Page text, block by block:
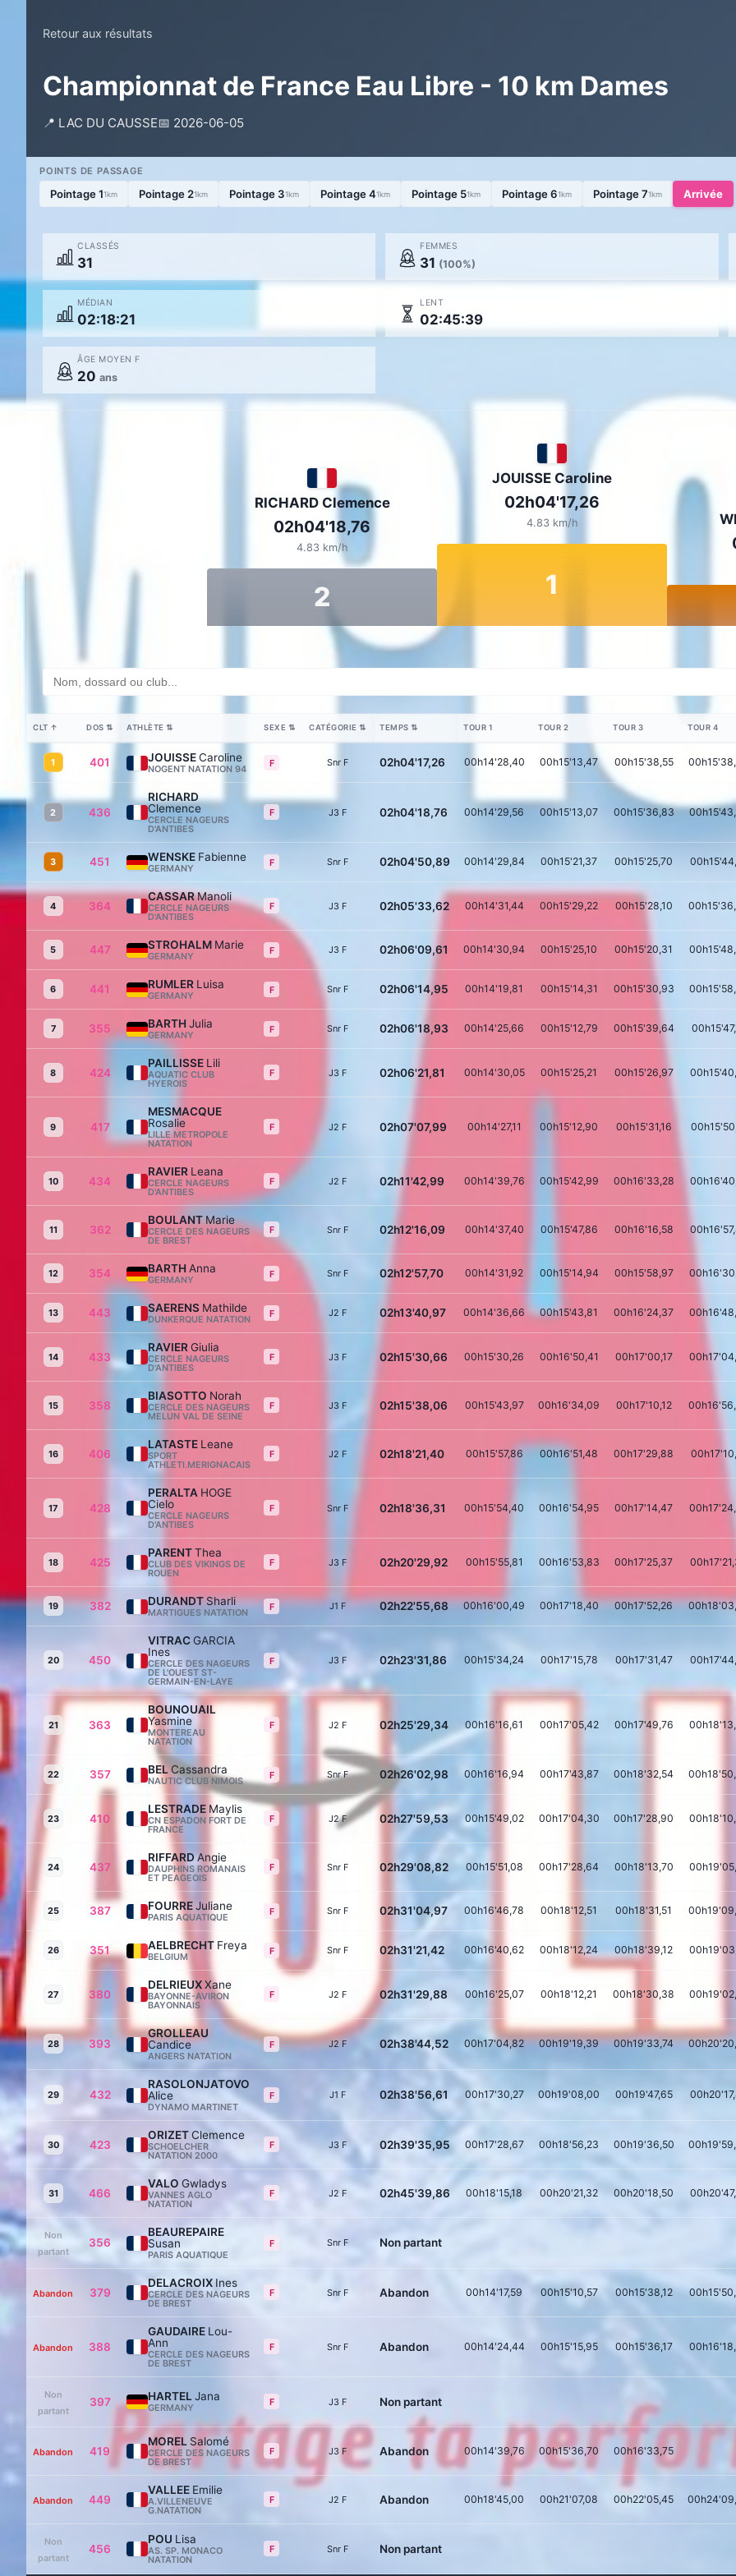
Retour aux résultats
Championnat de France Eau Libre - 10 km Dames
📍 LAC DU CAUSSE📅 2026-06-05
POINTS DE PASSAGE
Pointage 11km Pointage 21km Pointage 31km Pointage 41km Pointage 51km Pointage 61km Pointage 71km Arrivée
CLASSÉS
31
FEMMES
31 (100%)
MÉDIAN
02:18:21
LENT
02:45:39
ÂGE MOYEN F
20 ans
RICHARD Clemence
02h04'18,76
4.83 km/h
2
JOUISSE Caroline
02h04'17,26
4.83 km/h
1
CLT ↑ DOS ⇅ ATHLÈTE ⇅ SEXE ⇅ CATÉGORIE ⇅ TEMPS ⇅ TOUR 1 TOUR 2 TOUR 3 TOUR 4
1 401 JOUISSECaroline
NOGENT NATATION 94
F Snr F 02h04'17,26 00h14'28,40 00h15'13,47 00h15'38,55
2 436
RICHARD
Clemence
CERCLE NAGEURS
D'ANTIBES
F J3 F 02h04'18,76 00h14'29,56 00h15'13,07 00h15'36,83
3 451 WENSKE Fabienne
GERMANY
F Snr F 02h04'50,89 00h14'29,84 00h15'21,37 00h15'25,70
4 364
CASSARManoli
CERCLE NAGEURS
D'ANTIBES
F J3 F 02h05'33,62 00h14'31,44 00h15'29,22 00h15'28,10
5 447 STROHALM Marie
GERMANY
F J3 F 02h06'09,61 00h14'30,94 00h15'25,10 00h15'20,31
6 441 RUMLER Luisa
GERMANY
F Snr F 02h06'14,95 00h14'19,81 00h15'14,31 00h15'30,93
7 355 BARTHJulia
GERMANY
F Snr F 02h06'18,93 00h14'25,66 00h15'12,79 00h15'39,64
8 424
PAILLISSE Lili
AQUATIC CLUB
HYEROIS
F J3 F 02h06'21,81 00h14'30,05 00h15'25,21 00h15'26,97
9 417
MESMACQUE
Rosalie
LILLE METROPOLE
NATATION
F J2 F 02h07'07,99 00h14'27,11 00h15'12,90 00h15'31,16
10 434
RAVIER Leana
CERCLE NAGEURS
D'ANTIBES
F J2 F 02h11'42,99 00h14'39,76 00h15'42,99 00h16'33,28
11 362
BOULANTMarie
CERCLE DES NAGEURS
DE BREST
F Snr F 02h12'16,09 00h14'37,40 00h15'47,86 00h16'16,58
12 354 BARTHAnna
GERMANY
F Snr F 02h12'57,70 00h14'31,92 00h15'14,94 00h15'58,97
13 443 SAERENS Mathilde
DUNKERQUE NATATION
F J2 F 02h13'40,97 00h14'36,66 00h15'43,81 00h16'24,37
14 433
RAVIER Giulia
CERCLE NAGEURS
D'ANTIBES
F J3 F 02h15'30,66 00h15'30,26 00h16'50,41 00h17'00,17
15 358
BIASOTTO Norah
CERCLE DES NAGEURS
MELUN VAL DE SEINE
F J3 F 02h15'38,06 00h15'43,97 00h16'34,09 00h17'10,12
16 406
LATASTE Leane
SPORT
ATHLETI.MERIGNACAIS
F J2 F 02h18'21,40 00h15'57,86 00h16'51,48 00h17'29,88
17 428
PERALTA HOGE
Cielo
CERCLE NAGEURS
D'ANTIBES
F Snr F 02h18'36,31 00h15'54,40 00h16'54,95 00h17'14,47
18 425
PARENTThea
CLUB DES VIKINGS DE
ROUEN
F J3 F 02h20'29,92 00h15'55,81 00h16'53,83 00h17'25,37
19 382 DURANDTSharli
MARTIGUES NATATION
F J1 F 02h22'55,68 00h16'00,49 00h17'18,40 00h17'52,26
20 450
VITRACGARCIA
Ines
CERCLE DES NAGEURS
DE L'OUEST ST-
GERMAIN-EN-LAYE
F J3 F 02h23'31,86 00h15'34,24 00h17'15,78 00h17'31,47
21 363
BOUNOUAIL
Yasmine
MONTEREAU
NATATION
F J2 F 02h25'29,34 00h16'16,61 00h17'05,42 00h17'49,76
22 357 BELCassandra
NAUTIC CLUB NIMOIS
F Snr F 02h26'02,98 00h16'16,94 00h17'43,87 00h18'32,54
23 410
LESTRADE Maylis
CN ESPADON FORT DE
FRANCE
F J2 F 02h27'59,53 00h15'49,02 00h17'04,30 00h17'28,90
24 437
RIFFARDAngie
DAUPHINS ROMANAIS
ET PEAGEOIS
F Snr F 02h29'08,82 00h15'51,08 00h17'28,64 00h18'13,70
25 387 FOURREJuliane
PARIS AQUATIQUE
F Snr F 02h31'04,97 00h16'46,78 00h18'12,51 00h18'31,51
26 351 AELBRECHT Freya
BELGIUM
F Snr F 02h31'21,42 00h16'40,62 00h18'12,24 00h18'39,12
27 380
DELRIEUXXane
BAYONNE-AVIRON
BAYONNAIS
F J2 F 02h31'29,88 00h16'25,07 00h18'12,21 00h18'30,38
28 393
GROLLEAU
Candice
ANGERS NATATION
F J2 F 02h38'44,52 00h17'04,82 00h19'19,39 00h19'33,74
29 432
RASOLONJATOVO
Alice
DYNAMO MARTINET
F J1 F 02h38'56,61 00h17'30,27 00h19'08,00 00h19'47,65
30 423
ORIZETClemence
SCHOELCHER
NATATION 2000
F J3 F 02h39'35,95 00h17'28,67 00h18'56,23 00h19'36,50
31 466
VALO Gwladys
VANNES AGLO
NATATION
F J2 F 02h45'39,86 00h18'15,18 00h20'21,32 00h20'18,50
Non
partant
356
BEAUREPAIRE
Susan
PARIS AQUATIQUE
F Snr F Non partant
Abandon 379
DELACROIX Ines
CERCLE DES NAGEURS
DE BREST
F Snr F Abandon 00h14'17,59 00h15'10,57 00h15'38,12
Abandon 388
GAUDAIRE Lou-
Ann
CERCLE DES NAGEURS
DE BREST
F Snr F Abandon 00h14'24,44 00h15'15,95 00h15'36,17
Non
partant
397 HARTEL Jana
GERMANY
F J3 F Non partant
Abandon 419
MOREL Salomé
CERCLE DES NAGEURS
DE BREST
F J3 F Abandon 00h14'39,76 00h15'36,70 00h16'33,75
Abandon 449
VALLEE Emilie
A.VILLENEUVE
G.NATATION
F J2 F Abandon 00h18'45,00 00h21'07,08 00h22'05,45
Non
partant
456
POU Lisa
AS. SP. MONACO
NATATION
F Snr F Non partant